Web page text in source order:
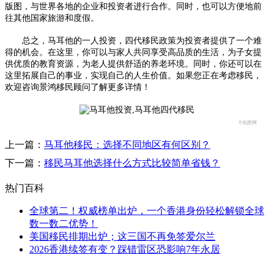
版图，与世界各地的企业和投资者进行合作。同时，也可以方便地前
往其他国家旅游和度假。
总之，马耳他的一人投资，四代移民政策为投资者提供了一个难
得的机会。在这里，你可以与家人共同享受高品质的生活，为子女提
供优质的教育资源，为老人提供舒适的养老环境。同时，你还可以在
这里拓展自己的事业，实现自己的人生价值。如果您正在考虑移民，
欢迎咨询景鸿移民顾问了解更多详情！
©包图网
上一篇： 马耳他移民：选择不同地区有何区别？
下一篇： 移民马耳他选择什么方式比较简单省钱？
热门百科
全球第二！权威榜单出炉，一个香港身份轻松解锁全球
数一数二优势！
美国移民排期出炉；这三国不再免签爱尔兰
2026香港续签有变？踩错雷区恐影响7年永居